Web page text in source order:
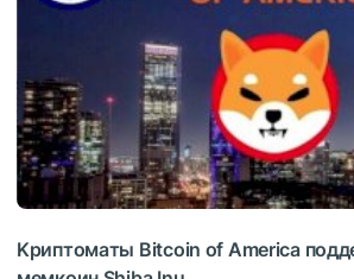
Kpиптoмaты Bitcoin of America